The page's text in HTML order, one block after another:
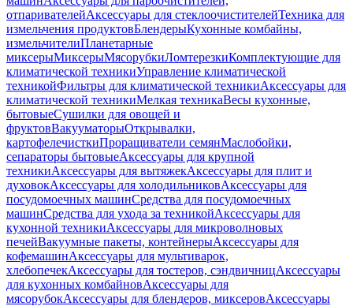
отпаривателейАксессуары для стеклоочистителейТехника для
измельчения продуктовБлендерыКухонные комбайны,
измельчителиПланетарные
миксерыМиксерыМясорубкиЛомтерезкиКомплектующие для
климатической техникиУправление климатической
техникойФильтры для климатической техникиАксессуары для
климатической техникиМелкая техникаВесы кухонные,
бытовыеСушилки для овощей и
фруктовВакууматорыОткрывалки,
картофелечисткиПроращиватели семянМаслобойки,
сепараторы бытовыеАксессуары для крупной
техникиАксессуары для вытяжекАксессуары для плит и
духовокАксессуары для холодильниковАксессуары для
посудомоечных машинСредства для посудомоечных
машинСредства для ухода за техникойАксессуары для
кухонной техникиАксессуары для микроволновых
печейВакуумные пакеты, контейнерыАксессуары для
кофемашинАксессуары для мультиварок,
хлебопечекАксессуары для тостеров, сэндвичницАксессуары
для кухонных комбайновАксессуары для
мясорубокАксессуары для блендеров, миксеровАксессуары